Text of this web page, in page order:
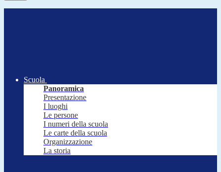
Scuola
Panoramica
Presentazione
I luoghi
Le persone
I numeri della scuola
Le carte della scuola
Organizzazione
La storia